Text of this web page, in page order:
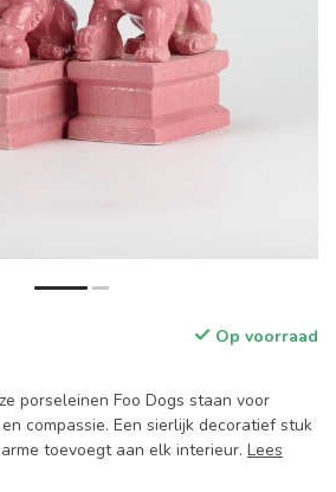
Op voorraad
porseleinen Foo Dogs staan voor
compassie. Een sierlijk decoratief stuk
toevoegt aan elk interieur. Lees